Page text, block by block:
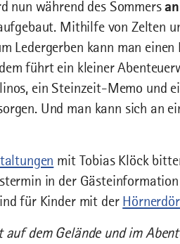
nun während des Sommers
Mithilfe von Zelten
Ledergerben kann man
führt ein kleiner
ein Steinzeit-Memo und
Und man kann sich an
mit Tobias Klöck
in der
für Kinder mit der
auf dem Gelände und im